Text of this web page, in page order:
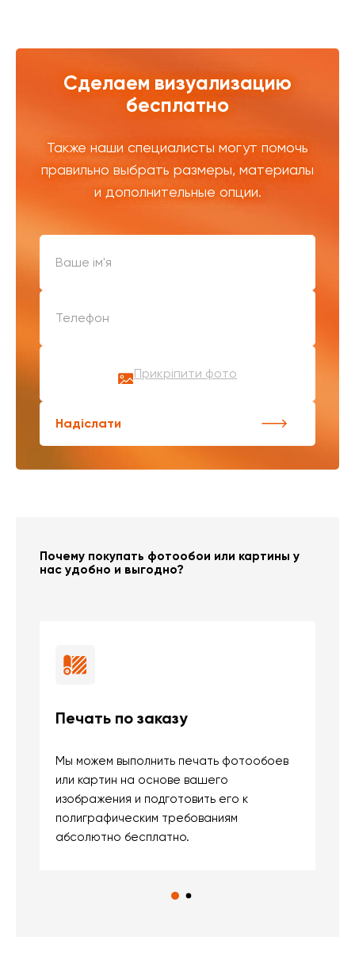
Сделаем визуализацию
бесплатно
Также наши специалисты могут помочь
правильно выбрать размеры, материалы
и дополнительные опции.
Прикріпити фото
Надіслати
Почему покупать фотообои или картины у
нас удобно и выгодно?
Печать по заказу
Мы можем выполнить печать фотообоев
или картин на основе вашего
изображения и подготовить его к
полиграфическим требованиям
абсолютно бесплатно.